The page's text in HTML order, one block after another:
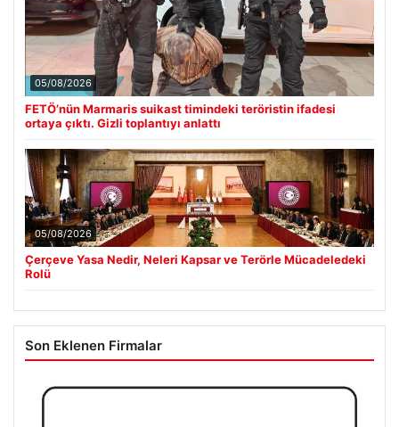
05/08/2026
FETÖ’nün Marmaris suikast timindeki teröristin ifadesi
ortaya çıktı. Gizli toplantıyı anlattı
05/08/2026
Çerçeve Yasa Nedir, Neleri Kapsar ve Terörle Mücadeledeki
Rolü
Son Eklenen Firmalar